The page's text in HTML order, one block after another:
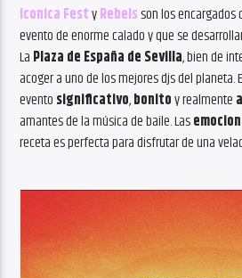
Iconica FestyRebelsson los encargados
evento de enorme calado y que se
La Plaza de España de Sevilla, bien de
acoger a uno de los mejores djs del planeta.
evento significativo,bonitoy realmente
amantes de la música de baile. Las
receta es perfecta para disfrutar de una